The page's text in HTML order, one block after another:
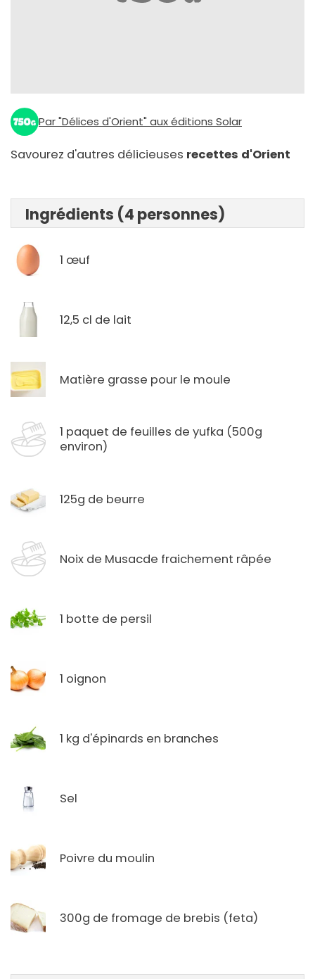
Par "Délices d'Orient" aux éditions Solar
Savourez d'autres délicieuses recettes d'Orient
Ingrédients (4 personnes)
1 œuf
12,5 cl de lait
Matière grasse pour le moule
1 paquet de feuilles de yufka (500g
environ)
125g de beurre
Noix de Musacde fraichement râpée
1 botte de persil
1 oignon
1 kg d'épinards en branches
Sel
Poivre du moulin
300g de fromage de brebis (feta)